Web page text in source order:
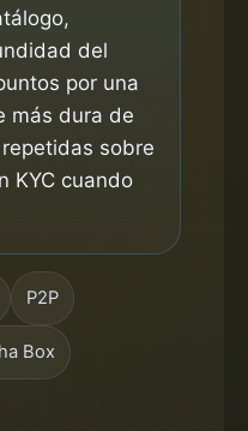
del
por una
más dura de
sobre
KYC cuando
P2P
Box